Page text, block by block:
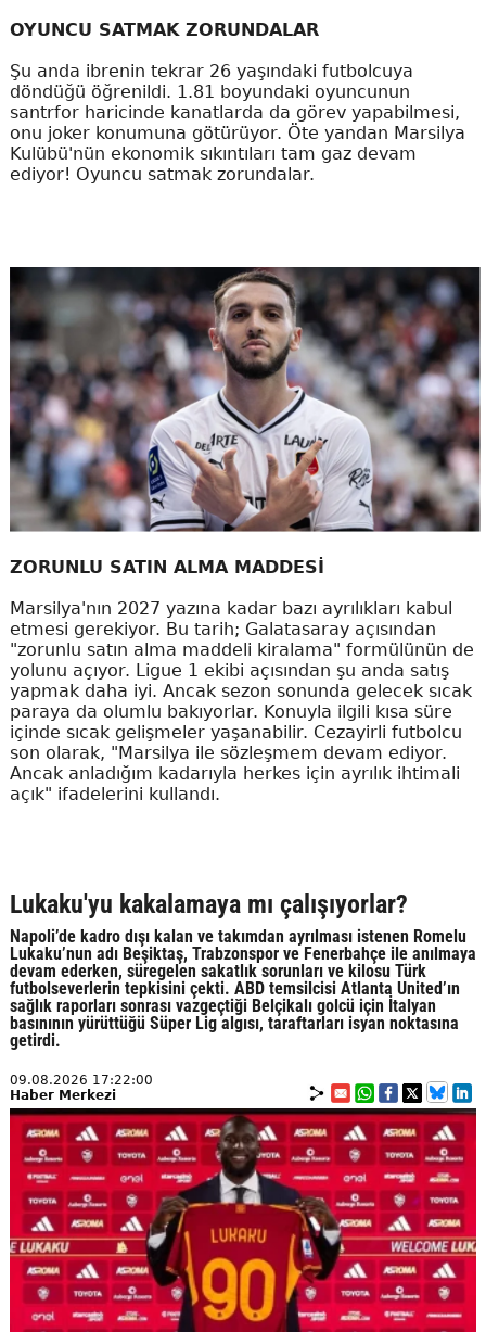
OYUNCU SATMAK ZORUNDALAR
Şu anda ibrenin tekrar 26 yaşındaki futbolcuya
döndüğü öğrenildi. 1.81 boyundaki oyuncunun
santrfor haricinde kanatlarda da görev yapabilmesi,
onu joker konumuna götürüyor. Öte yandan Marsilya
Kulübü'nün ekonomik sıkıntıları tam gaz devam
ediyor! Oyuncu satmak zorundalar.
ZORUNLU SATIN ALMA MADDESİ
Marsilya'nın 2027 yazına kadar bazı ayrılıkları kabul
etmesi gerekiyor. Bu tarih; Galatasaray açısından
"zorunlu satın alma maddeli kiralama" formülünün de
yolunu açıyor. Ligue 1 ekibi açısından şu anda satış
yapmak daha iyi. Ancak sezon sonunda gelecek sıcak
paraya da olumlu bakıyorlar. Konuyla ilgili kısa süre
içinde sıcak gelişmeler yaşanabilir. Cezayirli futbolcu
son olarak, "Marsilya ile sözleşmem devam ediyor.
Ancak anladığım kadarıyla herkes için ayrılık ihtimali
açık" ifadelerini kullandı.
Lukaku'yu kakalamaya mı çalışıyorlar?
Napoli’de kadro dışı kalan ve takımdan ayrılması istenen Romelu
Lukaku’nun adı Beşiktaş, Trabzonspor ve Fenerbahçe ile anılmaya
devam ederken, süregelen sakatlık sorunları ve kilosu Türk
futbolseverlerin tepkisini çekti. ABD temsilcisi Atlanta United’ın
sağlık raporları sonrası vazgeçtiği Belçikalı golcü için İtalyan
basınının yürüttüğü Süper Lig algısı, taraftarları isyan noktasına
getirdi.
09.08.2026 17:22:00
Haber Merkezi